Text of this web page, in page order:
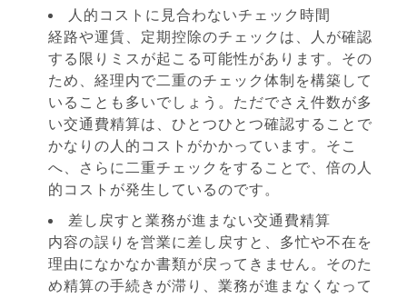
人的コストに見合わないチェック時間
経路や運賃、定期控除のチェックは、人が確認
する限りミスが起こる可能性があります。その
ため、経理内で二重のチェック体制を構築して
いることも多いでしょう。ただでさえ件数が多
い交通費精算は、ひとつひとつ確認することで
かなりの人的コストがかかっています。そこ
へ、さらに二重チェックをすることで、倍の人
的コストが発生しているのです。
差し戻すと業務が進まない交通費精算
内容の誤りを営業に差し戻すと、多忙や不在を
理由になかなか書類が戻ってきません。そのた
め精算の手続きが滞り、業務が進まなくなって